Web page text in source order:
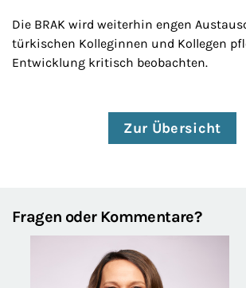
Die BRAK wird weiterhin engen
türkischen Kolleginnen und Kollegen
Entwicklung kritisch beobachten.
Zur Übersicht
Fragen oder Kommentare?